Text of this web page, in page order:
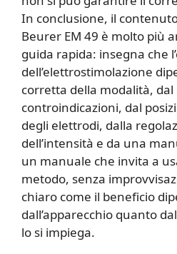
In conclusione, il
Beurer EM 49 è molto più
guida rapida: insegna che
dell’elettrostimolazione
corretta della modalità,
controindicazioni, dal
degli elettrodi, dalla
dell’intensità e da una
un manuale che invita a
metodo, senza
chiaro come il beneficio
dall’apparecchio quanto
lo si impiega.